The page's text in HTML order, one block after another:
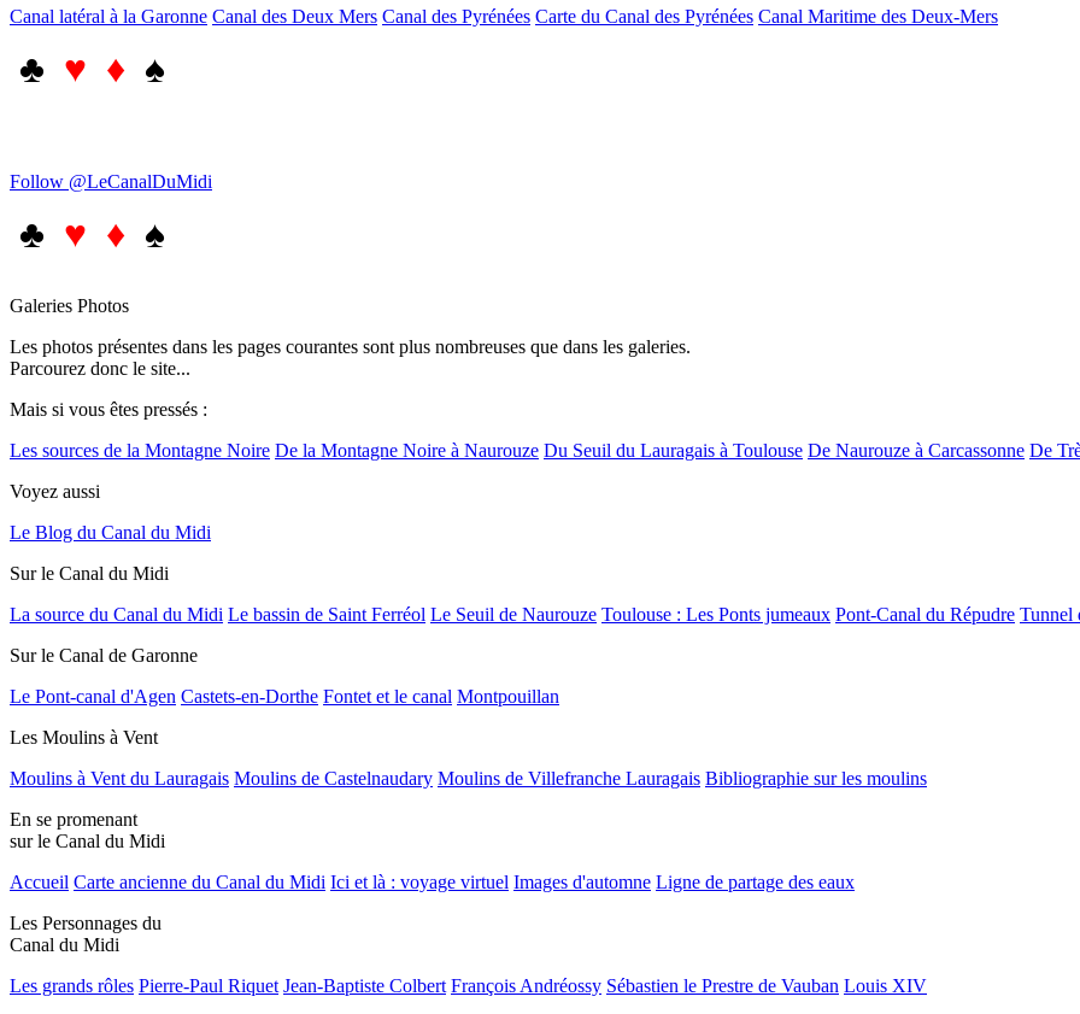
Canal latéral à la Garonne Canal des Deux Mers Canal des Pyrénées Carte du Canal des Pyrénées Canal Maritime des Deux-Mers
♣ ♥ ♦ ♠
Follow @LeCanalDuMidi
♣ ♥ ♦ ♠
Galeries Photos
Les photos présentes dans les pages courantes sont plus nombreuses que dans les galeries.
Parcourez donc le site...
Mais si vous êtes pressés :
Les sources de la Montagne Noire De la Montagne Noire à Naurouze Du Seuil du Lauragais à Toulouse De Naurouze à Carcassonne De
Voyez aussi
Le Blog du Canal du Midi
Sur le Canal du Midi
La source du Canal du Midi Le bassin de Saint Ferréol Le Seuil de Naurouze Toulouse : Les Ponts jumeaux Pont-Canal du Répudre Tunnel
Sur le Canal de Garonne
Le Pont-canal d'Agen Castets-en-Dorthe Fontet et le canal Montpouillan
Les Moulins à Vent
Moulins à Vent du Lauragais Moulins de Castelnaudary Moulins de Villefranche Lauragais Bibliographie sur les moulins
En se promenant
sur le Canal du Midi
Accueil Carte ancienne du Canal du Midi Ici et là : voyage virtuel Images d'automne Ligne de partage des eaux
Les Personnages du
Canal du Midi
Les grands rôles Pierre-Paul Riquet Jean-Baptiste Colbert François Andréossy Sébastien le Prestre de Vauban Louis XIV